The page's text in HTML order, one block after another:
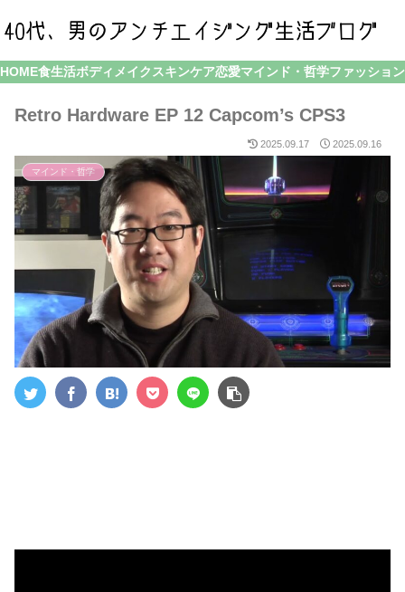
HOME食生活ボディメイク スキンケア恋愛マインド・哲学ファッション
Retro Hardware EP 12 Capcom’s CPS3
2025.09.17 2025.09.16
マインド・哲学